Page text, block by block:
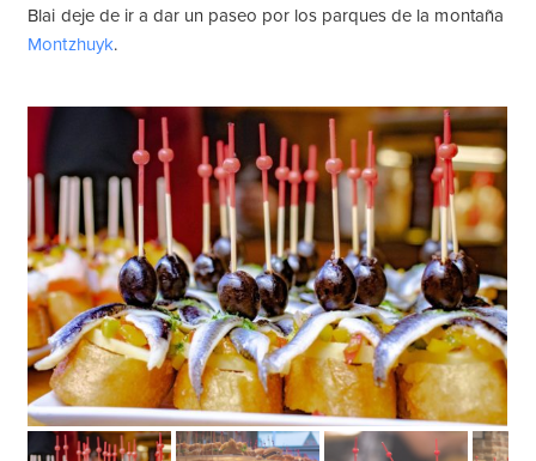
Blai deje de ir a dar un paseo por los parques de la montaña
Montzhuyk.